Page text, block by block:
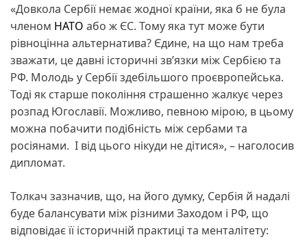
«Довкола Сербії немає жодної країни, яка б не була
членом НАТО або ж ЄС. Тому яка тут може бути
рівноцінна альтернатива? Єдине, на що нам треба
зважати, це давні історичні зв’язки між Сербією та
РФ. Молодь у Сербії здебільшого проєвропейська.
Тоді як старше покоління страшенно жалкує через
розпад Югославії. Можливо, певною мірою, в цьому
можна побачити подібність між сербами та
росіянами. І від цього нікуди не дітися», – наголосив
дипломат.
Толкач зазначив, що, на його думку, Сербія й надалі
буде балансувати між різними Заходом і РФ, що
відповідає її історичній практиці та менталітету: